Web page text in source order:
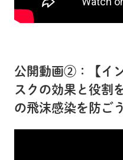
公開動画②：【イ
スクの効果と役割
の飛沫感染を防ご